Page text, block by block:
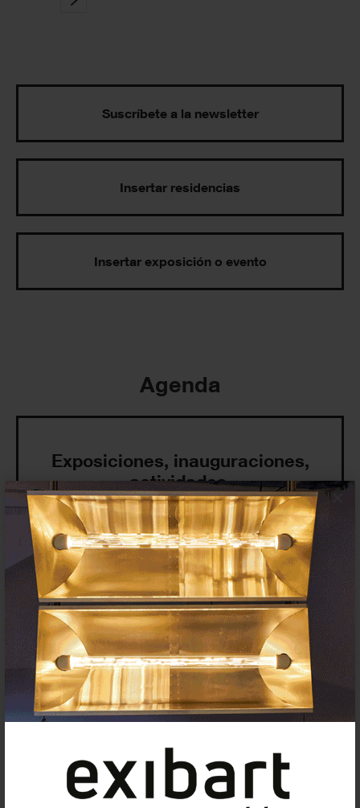
×
Suscríbete a la newsletter
Insertar residencias
Insertar exposición o evento
Agenda
Exposiciones, inauguraciones,
actividades.
¡Te ayudamos a encontrar el
evento que buscas !
Exposiciones y eventos
Eventos de hoy
En curso y futuros
Pasados, en curso y futuros
Incluir eventos web